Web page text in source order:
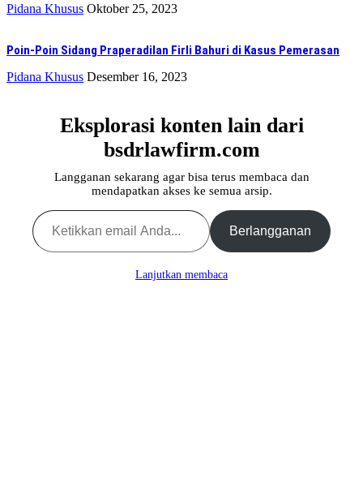
Pidana Khusus Oktober 25, 2023
Poin-Poin Sidang Praperadilan Firli Bahuri di Kasus Pemerasan
Pidana Khusus Desember 16, 2023
Eksplorasi konten lain dari
bsdrlawfirm.com
Langganan sekarang agar bisa terus membaca dan
mendapatkan akses ke semua arsip.
Ketikkan email Anda...
Berlangganan
Lanjutkan membaca